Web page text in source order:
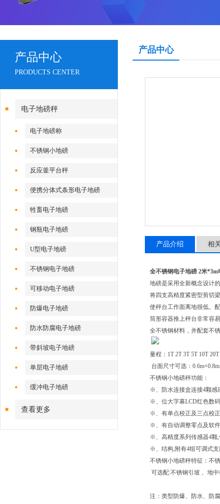
产品中心
PRODUCTS CENTER
电子地磅秤
电子地磅称
不锈钢小地磅
反应釜平台秤
便携分体式条形电子地磅
牲畜电子地磅
钢瓶电子地磅
U型电子地磅
不锈钢电子地磅
可移动电子地磅
防爆电子地磅
防水防腐电子地磅
带斜坡电子地磅
单层电子地磅
缓冲电子地磅
查看更多
产品中心
产品介绍 相
全不锈钢电子地磅 2米*3m
地磅是采用全新概念设计
将四支高精度紧密型剪切
使秤台工作面离地很低。
筒形容器推上秤台非常容
全不锈钢材料，并配套不
量程： 1T 2T 3T 5T 10T 20T
台面尺寸可选： 0.6m×0.8m
不锈钢小地磅秤功能：
※、防水连接盒连接4颗感
※、位大字幕LCD红色数
※、有单点校正及三点校
※、有自动调整零点及软
※、高精度系列传感器4颗,
※、结构,附有4组可调式
不锈钢小地磅秤特征：不
可选配:不锈钢引坡 、地
注：类型防爆、防水、防